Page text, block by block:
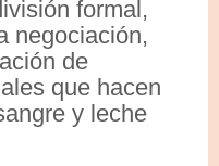
formal,
negociación,
de
que hacen
y leche